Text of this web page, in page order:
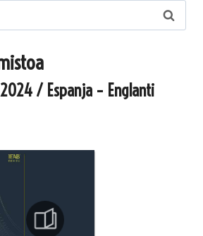
/ Espanja – Englanti